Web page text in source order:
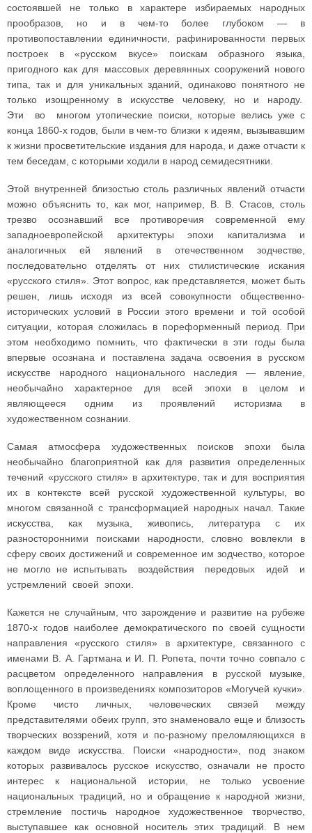
состоявшей не только в характере избираемых народных
прообразов, но и в чем-то более глубоком — в
противопоставлении единичности, рафинированности первых
построек в «русском вкусе» поискам образного языка,
пригодного как для массовых деревянных сооружений нового
типа, так и для уникальных зданий, одинаково понятного не
только изощренному в искусстве человеку, но и народу.
Эти во многом утопические поиски, которые велись уже с
конца 1860-х годов, были в чем-то близки к идеям, вызывавшим
к жизни просветительские издания для народа, и даже отчасти к
тем беседам, с которыми ходили в народ семидесятники.
Этой внутренней близостью столь различных явлений отчасти
можно объяснить то, как мог, например, В. В. Стасов, столь
трезво осознавший все противоречия современной ему
западноевропейской архитектуры эпохи капитализма и
аналогичных ей явлений в отечественном зодчестве,
последовательно отделять от них стилистические искания
«русского стиля». Этот вопрос, как представляется, может быть
решен, лишь исходя из всей совокупности общественно-
исторических условий в России этого времени и той особой
ситуации, которая сложилась в пореформенный период. При
этом необходимо помнить, что фактически в эти годы была
впервые осознана и поставлена задача освоения в русском
искусстве народного национального наследия — явление,
необычайно характерное для всей эпохи в целом и
являющееся одним из проявлений историзма в
художественном сознании.
Самая атмосфера художественных поисков эпохи была
необычайно благоприятной как для развития определенных
течений «русского стиля» в архитектуре, так и для восприятия
их в контексте всей русской художественной культуры, во
многом связанной с трансформацией народных начал. Такие
искусства, как музыка, живопись, литература с их
разносторонними поисками народности, словно вовлекли в
сферу своих достижений и современное им зодчество, которое
не могло не испытывать воздействия передовых идей и
устремлений своей эпохи.
Кажется не случайным, что зарождение и развитие на рубеже
1870-х годов наиболее демократического по своей сущности
направления «русского стиля» в архитектуре, связанного с
именами В. А. Гартмана и И. П. Ропета, почти точно совпало с
расцветом определенного направления в русской музыке,
воплощенного в произведениях композиторов «Могучей кучки».
Кроме чисто личных, человеческих связей между
представителями обеих групп, это знаменовало еще и близость
творческих воззрений, хотя и по-разному преломляющихся в
каждом виде искусства. Поиски «народности», под знаком
которых развивалось русское искусство, означали не просто
интерес к национальной истории, не только усвоение
национальных традиций, но и обращение к народной жизни,
стремление постичь народное художественное творчество,
выступавшее как основной носитель этих традиций. В нем